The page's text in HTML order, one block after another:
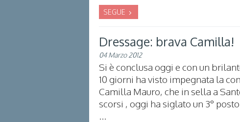
SEGUE
Dressage: brava Camilla!
04 Marzo 2012
Si è conclusa oggi e con un
10 giorni ha visto impegnata la
Camilla Mauro, che in sella a
scorsi , oggi ha siglato un 3° posto
...